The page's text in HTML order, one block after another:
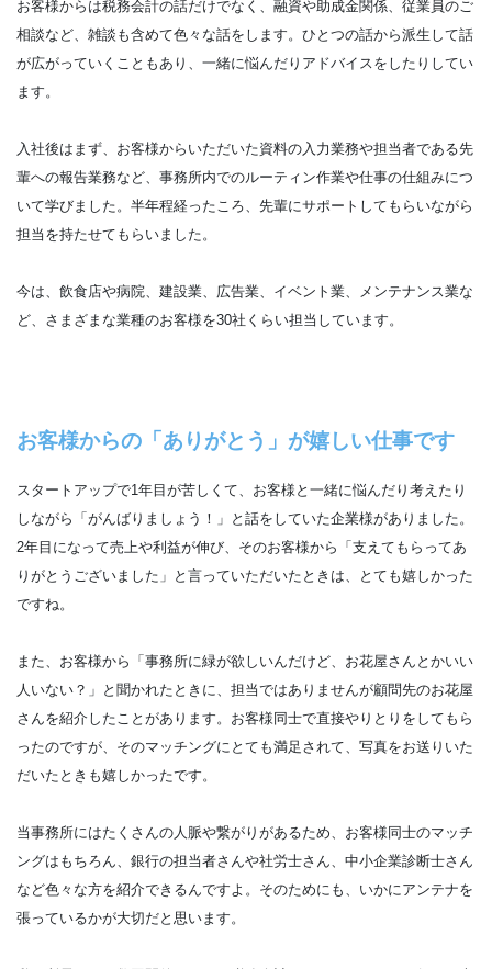
お客様からは税務会計の話だけでなく、融資や助成金関係、従業員のご
相談など、雑談も含めて色々な話をします。ひとつの話から派生して話
が広がっていくこともあり、一緒に悩んだりアドバイスをしたりしてい
ます。
入社後はまず、お客様からいただいた資料の入力業務や担当者である先
輩への報告業務など、事務所内でのルーティン作業や仕事の仕組みにつ
いて学びました。半年程経ったころ、先輩にサポートしてもらいながら
担当を持たせてもらいました。
今は、飲食店や病院、建設業、広告業、イベント業、メンテナンス業な
ど、さまざまな業種のお客様を30社くらい担当しています。
お客様からの「ありがとう」が嬉しい仕事です
スタートアップで1年目が苦しくて、お客様と一緒に悩んだり考えたり
しながら「がんばりましょう！」と話をしていた企業様がありました。
2年目になって売上や利益が伸び、そのお客様から「支えてもらってあ
りがとうございました」と言っていただいたときは、とても嬉しかった
ですね。
また、お客様から「事務所に緑が欲しいんだけど、お花屋さんとかいい
人いない？」と聞かれたときに、担当ではありませんが顧問先のお花屋
さんを紹介したことがあります。お客様同士で直接やりとりをしてもら
ったのですが、そのマッチングにとても満足されて、写真をお送りいた
だいたときも嬉しかったです。
当事務所にはたくさんの人脈や繋がりがあるため、お客様同士のマッチ
ングはもちろん、銀行の担当者さんや社労士さん、中小企業診断士さん
など色々な方を紹介できるんですよ。そのためにも、いかにアンテナを
張っているかが大切だと思います。